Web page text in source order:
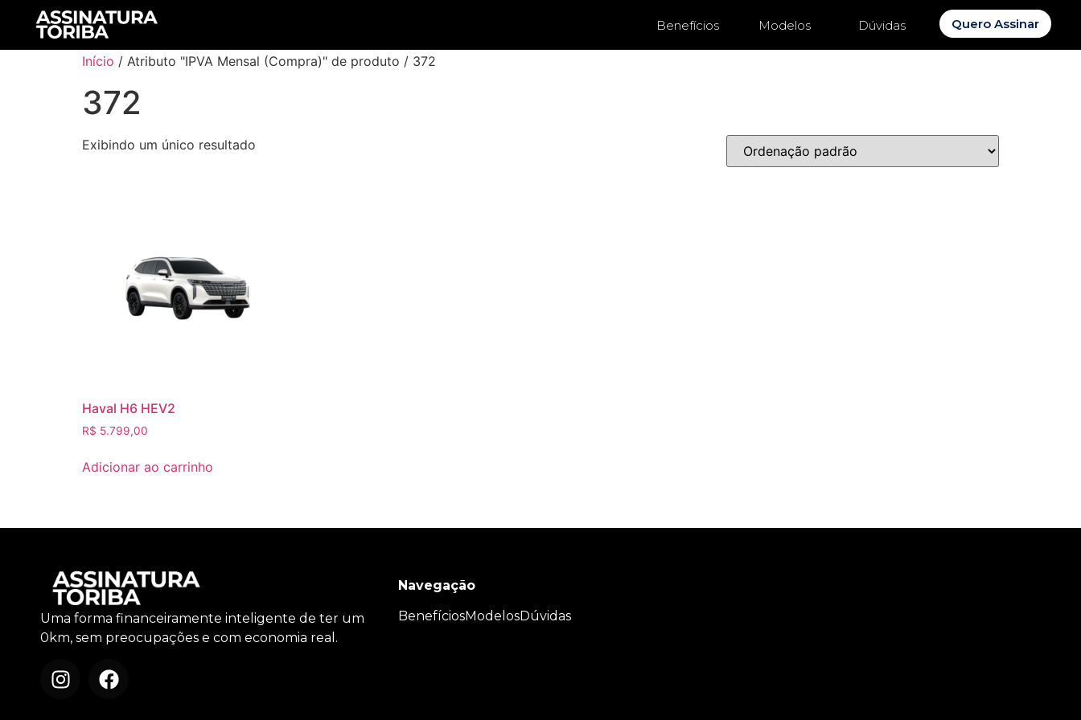
Benefícios Modelos Dúvidas Quero Assinar
Início / Atributo "IPVA Mensal (Compra)" de produto / 372
372
Exibindo um único resultado
Haval H6 HEV2
R$ 5.799,00
Adicionar ao carrinho
Uma forma financeiramente inteligente de ter um
0km, sem preocupações e com economia real.
Navegação
BenefíciosModelosDúvidas